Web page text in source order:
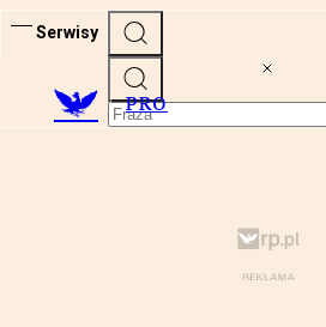
Serwisy
PRO